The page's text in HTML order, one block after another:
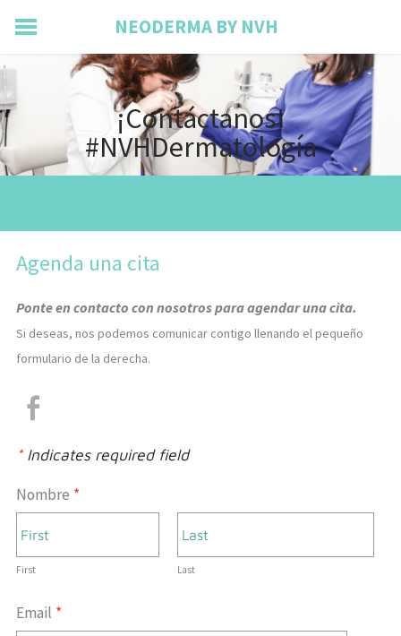
NEODERMA BY NVH
INICIO
ACERCA DE
SERVICIOS
ENFERMEDADES DEL PELO Y UÑAS
UBICACIÓN
¡Contáctanos!
​#NVHDermatología
Agenda una cita
Ponte en contacto con nosotros para agendar una cita.
Si deseas, nos podemos comunicar contigo llenando el pequeño
formulario de la derecha.
*Indicates required field
Nombre *
First Last
Email *